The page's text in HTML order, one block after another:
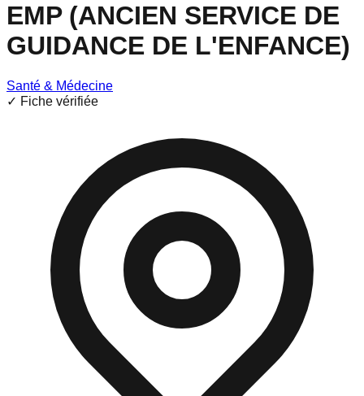
EMP (ANCIEN SERVICE DE
GUIDANCE DE L'ENFANCE)
Santé & Médecine
✓ Fiche vérifiée